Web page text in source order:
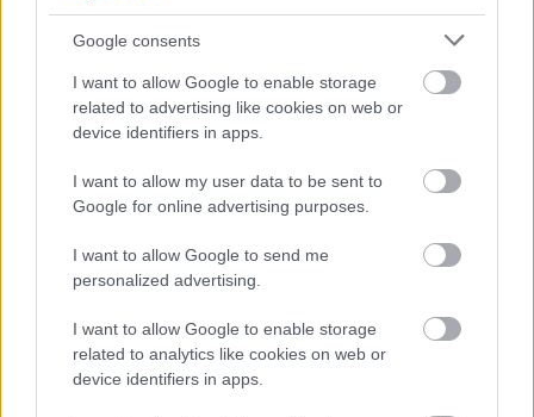
Google consents
I want to allow Google to enable storage
related to advertising like cookies on web or
device identifiers in apps.
I want to allow my user data to be sent to
Google for online advertising purposes.
I want to allow Google to send me
personalized advertising.
I want to allow Google to enable storage
related to analytics like cookies on web or
device identifiers in apps.
MILEY CYRUS GWEN STEFANI NO DOUBT